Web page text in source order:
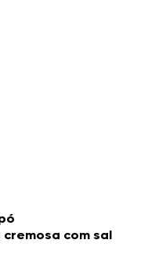
com sal